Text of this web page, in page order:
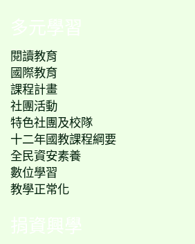
多元學習
閱讀教育
國際教育
課程計畫
社團活動
特色社團及校隊
十二年國教課程綱要
全民資安素養
數位學習
教學正常化
捐資興學